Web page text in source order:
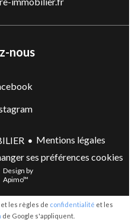
nous
Mentions légales
ses préférences cookies
Design by
Apimo™
et les règles de confidentialité et les
de Google s'appliquent.